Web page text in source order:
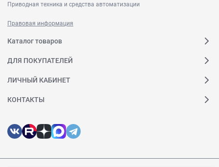
Приводная техника и средства автоматизации
Правовая информация
Каталог товаров
ДЛЯ ПОКУПАТЕЛЕЙ
ЛИЧНЫЙ КАБИНЕТ
КОНТАКТЫ